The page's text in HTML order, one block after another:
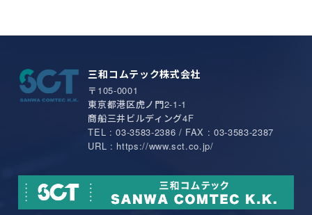
三和コムテック株式会社
〒105-0001
東京都港区虎ノ門2-1-1
商船三井ビルディング4F
TEL : 03-3583-2386 / FAX : 03-3583-2387
URL : https://www.sct.co.jp/